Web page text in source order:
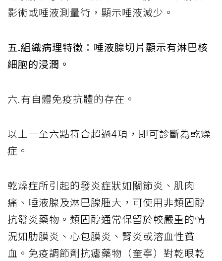
影術或唾液測量術，顯示唾液減少。
五.組織病理特徵：唾液腺切片顯示有淋巴核
細胞的浸潤。
六.有自體免疫抗體的存在。
以上一至六點符合超過4項，即可診斷為乾燥
症。
乾燥症所引起的發炎症狀如關節炎、肌肉
痛、唾液腺及淋巴腺腫大，可使用非類固醇
抗發炎藥物。類固醇通常保留於較嚴重的情
況如肋膜炎、心包膜炎、腎炎或溶血性貧
血。免疫調節劑抗瘧藥物（奎寧）對乾眼乾